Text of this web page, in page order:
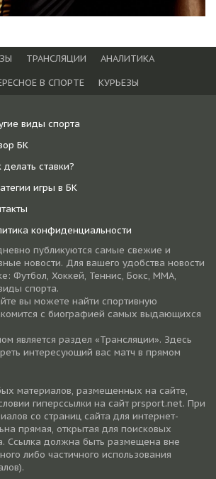
ТРАНСЛЯЦИИ
АНАЛИТИКА
В СПОРТЕ КУРЬЕЗЫ
виды спорта
БК
делать ставки?
игры в БК
конфиденциальности
публикуются самые свежие и
новости. Для вашего удобства новости
Футбол, Хоккей, Теннис, Бокс, ММА,
спорта.
вы можете найти спортивную
с биографией самых выдающихся
является раздел «Трансляции». Здесь
интересующий вас матч в прямом
материалов, размещенных на сайте,
гиперссылки на cайт prsport.net. При
со страниц сайта для интернет-
прямая, открытая для поисковых
Ссылка должна быть размещена вне
либо частичного использования